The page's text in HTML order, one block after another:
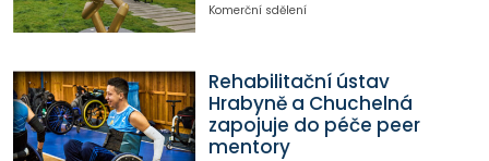
Komerční sdělení
Rehabilitační ústav
Hrabyně a Chuchelná
zapojuje do péče peer
mentory